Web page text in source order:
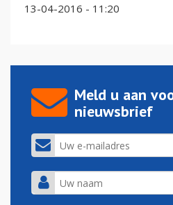
13-04-2016 - 11:20
Meld u aan
nieuwsbrief